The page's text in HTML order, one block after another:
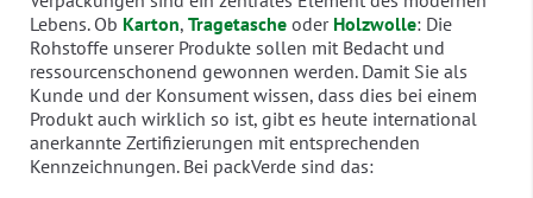
Lebens. Ob Karton, Tragetasche oder Holzwolle: Die
Rohstoffe unserer Produkte sollen mit Bedacht und
ressourcenschonend gewonnen werden. Damit Sie als
Kunde und der Konsument wissen, dass dies bei einem
Produkt auch wirklich so ist, gibt es heute international
anerkannte Zertifizierungen mit entsprechenden
Kennzeichnungen. Bei packVerde sind das: